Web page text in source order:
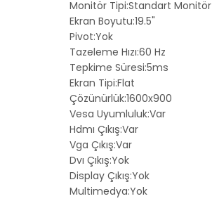
Monitör Tipi:Standart Monitör
Ekran Boyutu:19.5"
Pivot:Yok
Tazeleme Hızı:60 Hz
Tepkime Süresi:5ms
Ekran Tipi:Flat
Çözünürlük:1600x900
Vesa Uyumluluk:Var
Hdmı Çıkış:Var
Vga Çıkış:Var
Dvı Çıkış:Yok
Display Çıkış:Yok
Multimedya:Yok